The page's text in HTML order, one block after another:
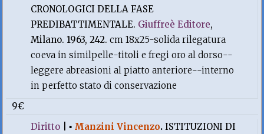
CRONOLOGICI DELLA FASE
PREDIBATTIMENTALE. Giuffreè Editore,
Milano. 1963, 242.cm 18x25-solida rilegatura
coeva in similpelle-titoli e fregi oro al dorso--
leggere abreasioni al piatto anteriore--interno
in perfetto stato di conservazione
9€
Diritto |▪ Manzini Vincenzo.ISTITUZIONI DI